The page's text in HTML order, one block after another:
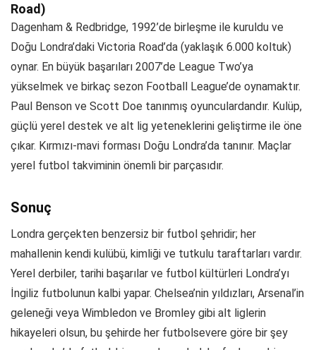
Road)
Dagenham & Redbridge, 1992’de birleşme ile kuruldu ve
Doğu Londra’daki Victoria Road’da (yaklaşık 6.000 koltuk)
oynar. En büyük başarıları 2007’de League Two’ya
yükselmek ve birkaç sezon Football League’de oynamaktır.
Paul Benson ve Scott Doe tanınmış oyunculardandır. Kulüp,
güçlü yerel destek ve alt lig yeteneklerini geliştirme ile öne
çıkar. Kırmızı-mavi forması Doğu Londra’da tanınır. Maçlar
yerel futbol takviminin önemli bir parçasıdır.
Sonuç
Londra gerçekten benzersiz bir futbol şehridir; her
mahallenin kendi kulübü, kimliği ve tutkulu taraftarları vardır.
Yerel derbiler, tarihi başarılar ve futbol kültürleri Londra’yı
İngiliz futbolunun kalbi yapar. Chelsea’nin yıldızları, Arsenal’in
geleneği veya Wimbledon ve Bromley gibi alt liglerin
hikayeleri olsun, bu şehirde her futbolsevere göre bir şey